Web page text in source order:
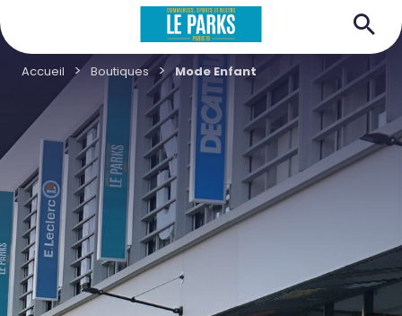
Accueil Boutiques Mode Enfant